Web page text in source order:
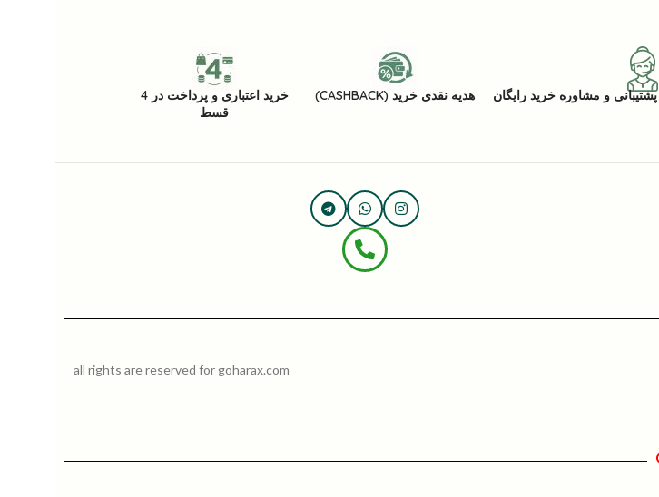
پشتیبانی و مشاوره خرید رایگان هدیه نقدی خرید (CASHBACK)
خرید اعتباری و پرداخت در 4
قسط
all rights are reserved for goharax.com